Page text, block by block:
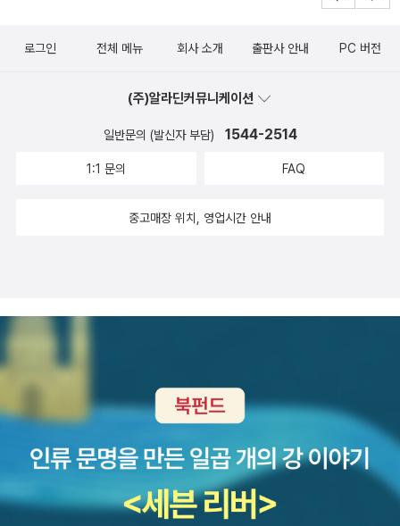
로그인 전체 메뉴 회사 소개 출판사 안내 PC 버전
(주)알라딘커뮤니케이션
일반문의 (발신자 부담) 1544-2514
1:1 문의 FAQ
중고매장 위치, 영업시간 안내